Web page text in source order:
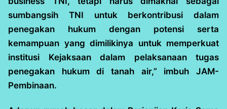
sumbangsih TNI untuk berkontribusi dalam
penegakan hukum dengan potensi serta
kemampuan yang dimilikinya untuk memperkuat
institusi Kejaksaan dalam pelaksanaan tugas
penegakan hukum di tanah air,” imbuh JAM-
Pembinaan.